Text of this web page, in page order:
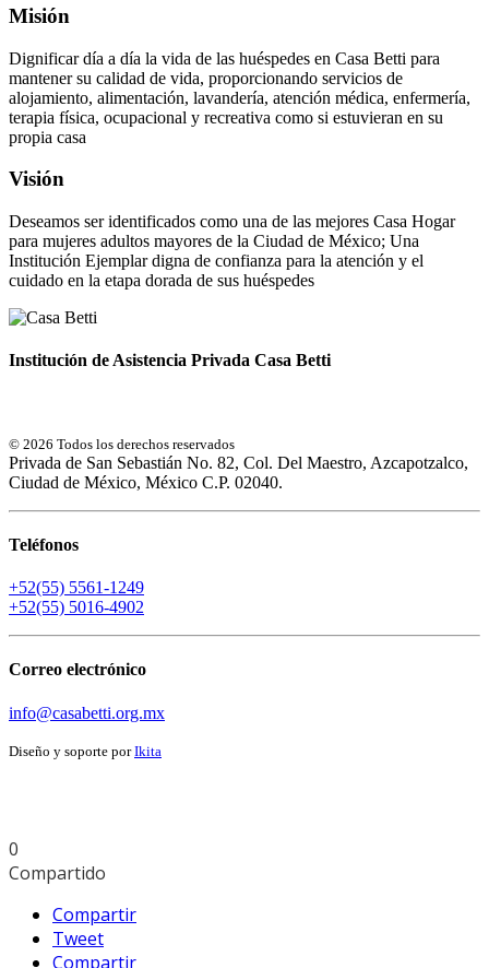
Misión
Dignificar día a día la vida de las huéspedes en Casa Betti para
mantener su calidad de vida, proporcionando servicios de
alojamiento, alimentación, lavandería, atención médica, enfermería,
terapia física, ocupacional y recreativa como si estuvieran en su
propia casa
Visión
Deseamos ser identificados como una de las mejores Casa Hogar
para mujeres adultos mayores de la Ciudad de México; Una
Institución Ejemplar digna de confianza para la atención y el
cuidado en la etapa dorada de sus huéspedes
Institución de Asistencia Privada Casa Betti
© 2026 Todos los derechos reservados
Privada de San Sebastián No. 82, Col. Del Maestro, Azcapotzalco,
Ciudad de México, México C.P. 02040.
Teléfonos
+52(55) 5561-1249
+52(55) 5016-4902
Correo electrónico
info@casabetti.org.mx
Diseño y soporte porIkita
0
Compartido
Compartir
Tweet
Compartir